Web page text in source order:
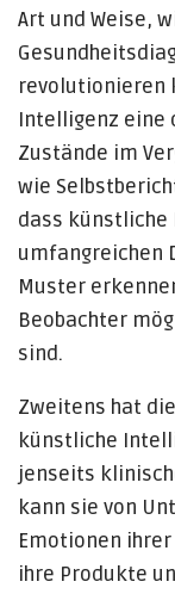
Art und Weise,
revolutionieren
Intelligenz eine
Zustände im
wie
dass
umfangreichen
Muster
Beobachter
sind.
Zweitens hat
künstliche
jenseits
kann sie von
Emotionen
ihre Produkte